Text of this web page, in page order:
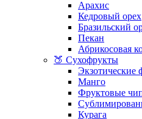
Арахис
Кедровый орех
Бразильский
Пекан
Абрикосовая
🍑 Сухофрукты
Экзотические
Манго
Фруктовые
Курага